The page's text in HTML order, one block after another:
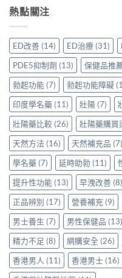
真
實
用
心
得〉
中
鑽〉
港
親
身
分
享
正
貨
渠
道
與
選
購
指
南〉
中
香
家
親
身
服
用
Levitra
的
真
實
分
享〉
中
鋼
50mg
格
要
多
少
才
合
理？
香
港
正
貨
參
考
價
與
選
購
貼
士
一
次
看
清〉
熱點關注
ED改善 (14) ED治療 (31)
PDE5抑制劑 (13) 保健品推
勃起功能 (7) 勃起功能障礙
印度學名藥 (11) 壯陽 (7)
壯陽藥比較 (26) 壯陽藥購買
天然方法 (16) 天然補充品 (7)
學名藥 (7) 延時助勃 (11)
提升性功能 (13) 早洩改善 (8)
正品辨別 (17) 營養補充 (9)
男士養生 (7) 男性保健品 (13)
精力不足 (8) 網購安全 (26)
香港男人 (11) 香港男士 (16)